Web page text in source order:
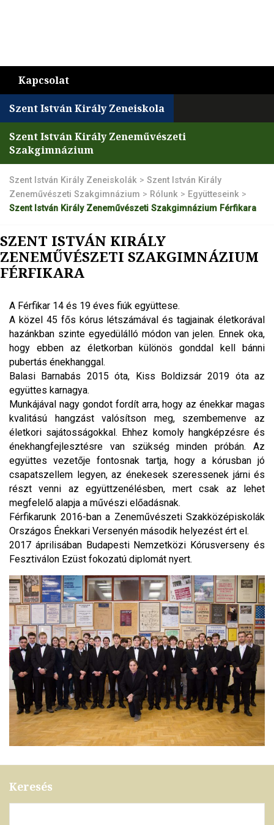
Kapcsolat
Szent István Király Zeneiskola
Szent István Király Zeneművészeti
Szakgimnázium
Szent István Király Zeneiskolák > Szent István Király
Zeneművészeti Szakgimnázium > Rólunk > Együtteseink >
Szent István Király Zeneművészeti Szakgimnázium Férfikara
SZENT ISTVÁN KIRÁLY
ZENEMŰVÉSZETI SZAKGIMNÁZIUM
FÉRFIKARA
A Férfikar 14 és 19 éves fiúk együttese.
A közel 45 fős kórus létszámával és tagjainak életkorával
hazánkban szinte egyedülálló módon van jelen. Ennek oka,
hogy ebben az életkorban különös gonddal kell bánni
pubertás énekhanggal.
Balasi Barnabás 2015 óta, Kiss Boldizsár 2019 óta az
együttes karnagya.
Munkájával nagy gondot fordít arra, hogy az énekkar magas
kvalitású hangzást valósítson meg, szembemenve az
életkori sajátosságokkal. Ehhez komoly hangképzésre és
énekhangfejlesztésre van szükség minden próbán. Az
együttes vezetője fontosnak tartja, hogy a kórusban jó
csapatszellem legyen, az énekesek szeressenek járni és
részt venni az együttzenélésben, mert csak az lehet
megfelelő alapja a művészi előadásnak.
Férfikarunk 2016-ban a Zeneművészeti Szakközépiskolák
Országos Énekkari Versenyén második helyezést ért el.
2017 áprilisában Budapesti Nemzetközi Kórusverseny és
Fesztiválon Ezüst fokozatú diplomát nyert.
Keresés